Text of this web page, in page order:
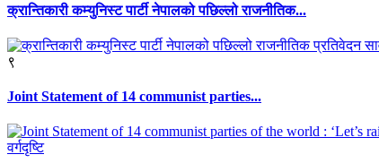
क्रान्तिकारी कम्युनिस्ट पार्टी नेपालको पछिल्लो राजनीतिक...
९
Joint Statement of 14 communist parties...
वर्गदृष्टि